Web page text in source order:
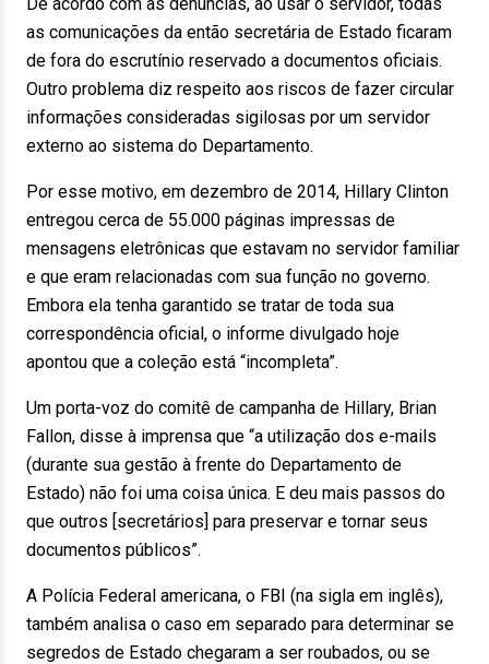
as comunicações da então secretária de Estado ficaram
de fora do escrutínio reservado a documentos oficiais.
Outro problema diz respeito aos riscos de fazer circular
informações consideradas sigilosas por um servidor
externo ao sistema do Departamento.
Por esse motivo, em dezembro de 2014, Hillary Clinton
entregou cerca de 55.000 páginas impressas de
mensagens eletrônicas que estavam no servidor familiar
e que eram relacionadas com sua função no governo.
Embora ela tenha garantido se tratar de toda sua
correspondência oficial, o informe divulgado hoje
apontou que a coleção está “incompleta”.
Um porta-voz do comitê de campanha de Hillary, Brian
Fallon, disse à imprensa que “a utilização dos e-mails
(durante sua gestão à frente do Departamento de
Estado) não foi uma coisa única. E deu mais passos do
que outros [secretários] para preservar e tornar seus
documentos públicos”.
A Polícia Federal americana, o FBI (na sigla em inglês),
também analisa o caso em separado para determinar se
segredos de Estado chegaram a ser roubados, ou se